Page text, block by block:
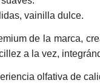
vainilla dulce.
de la marca,
a la vez,
olfativa de